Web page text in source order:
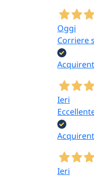
Oggi
Corriere
Ieri
Ieri